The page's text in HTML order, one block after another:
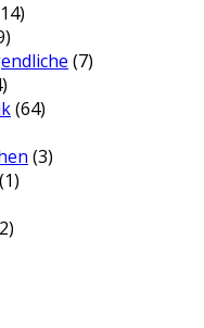
(7)
(64)
(3)
(1)